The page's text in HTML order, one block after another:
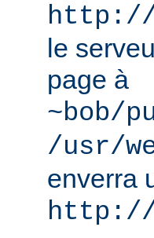
http://
le
page à
~bob/
/usr/
enverra
http://